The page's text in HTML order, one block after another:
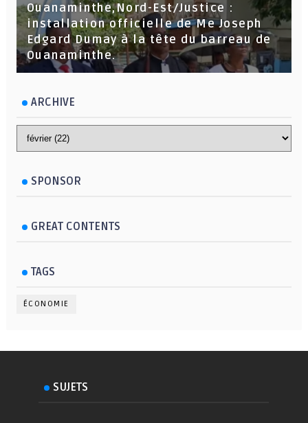
Ouanaminthe,Nord-Est/Justice :
installation officielle de Me Joseph
Edgard Dumay à la tête du barreau de
Ouanaminthe.
ARCHIVE
SPONSOR
GREAT CONTENTS
TAGS
ÉCONOMIE
SUJETS